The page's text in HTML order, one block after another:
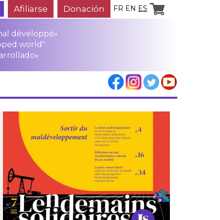
Afiliarse Donación FR EN ES
développé»
world"